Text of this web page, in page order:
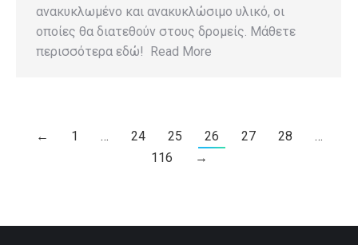
ανακυκλωμένο και ανακυκλώσιμο υλικό, οι
οποίες θα διατεθούν στους δρομείς. Μάθετε
περισσότερα εδώ! Read More
← 1 … 24 25 26 27 28
…
116
→